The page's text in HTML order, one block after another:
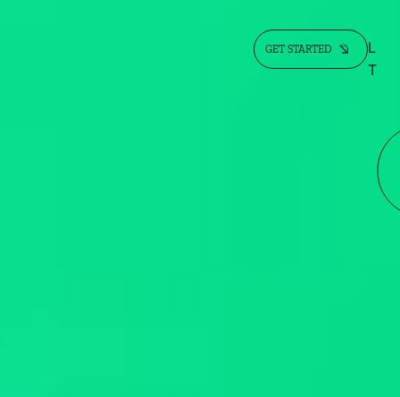
GET STARTED EN
L
T